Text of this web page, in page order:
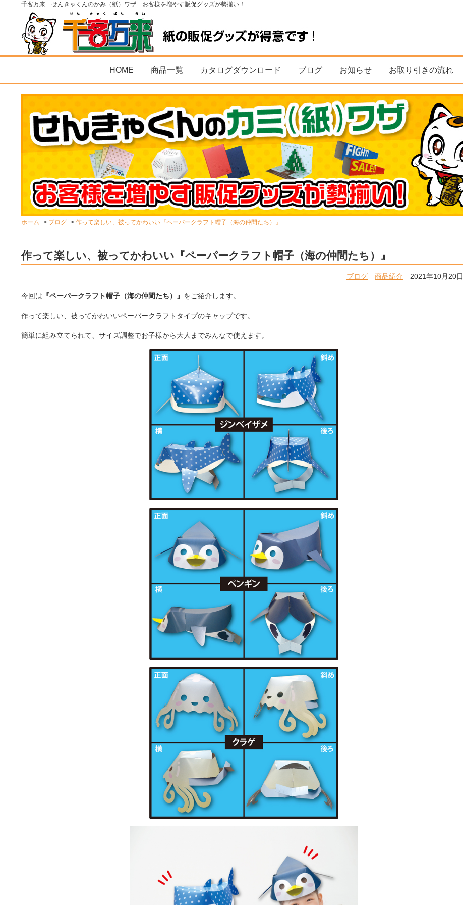
千客万来 せんきゃくんのかみ（紙）ワザ お客様を増やす販促グッズが勢揃い！
HOME 商品一覧 カタログダウンロード ブログ お知らせ お取り引きの流れ
ホーム ブログ 作って楽しい、被ってかわいい『ペーパークラフト帽子（海の仲間たち）』
作って楽しい、被ってかわいい『ペーパークラフト帽子（海の仲間たち）』
ブログ 商品紹介 2021年10月20日
今回は 『ペーパークラフト帽子（海の仲間たち）』 をご紹介します。
作って楽しい、被ってかわいいペーパークラフトタイプのキャップです。
簡単に組み立てられて、サイズ調整でお子様から大人までみんなで使えます。